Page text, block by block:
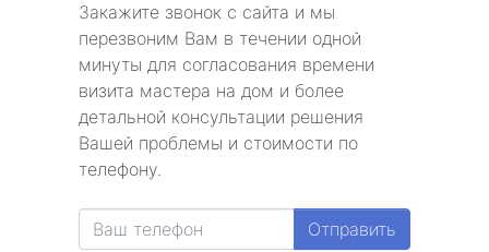
Закажите звонок с сайта и мы
перезвоним Вам в течении одной
минуты для согласования времени
визита мастера на дом и более
детальной консультации решения
Вашей проблемы и стоимости по
телефону.
Отправить